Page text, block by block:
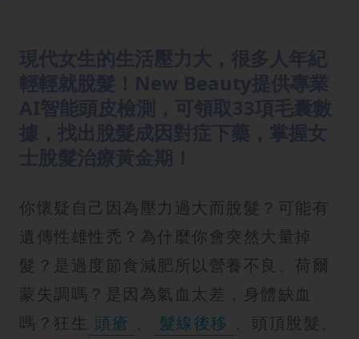
你懷疑自己因為壓力過大而脫髮？可能有
遺傳性雄性禿？為什麼你會突然大量掉
髮？是過度節食減肥所以營養不良、荷爾
蒙失調嗎？是因為氣血太差，身體缺血
嗎？狂生 頭瘡 、 髮線後移 、頭頂脫髮、